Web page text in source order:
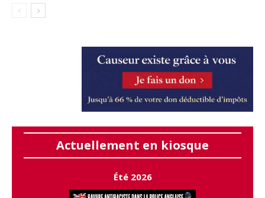
Actuellement en kiosque
Été 2026